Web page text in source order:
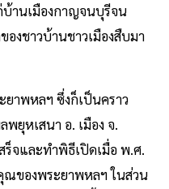
านเมืองกาญจนบุรีจน
งชาวบ้านชาวเมืองสืบมา
พหลฯ ซึ่งก็เป็นคราว
ยุหเสนา อ. เมือง จ.
ร็จและทำพิธีเปิดเมื่อ พ.ศ.
ณของพระยาพหลฯ ในส่วน